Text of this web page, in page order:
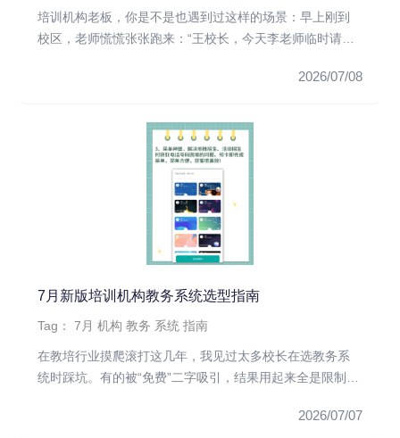
培训机构老板，你是不是也遇到过这样的场景：早上刚到
校区，老师慌慌张张跑来：“王校长，今天李老师临时请
2026/07/08
7月新版培训机构教务系统选型指南
Tag：7月 机构 教务 系统 指南
在教培行业摸爬滚打这几年，我见过太多校长在选教务系
统时踩坑。有的被“免费”二字吸引，结果用起来全是限制，
2026/07/07